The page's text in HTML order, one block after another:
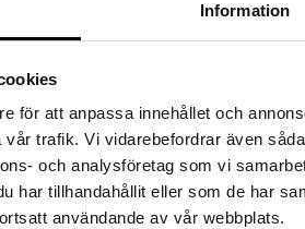
Information
för att anpassa innehållet och
trafik. Vi vidarebefordrar även
och analysföretag som vi
har tillhandahållit eller som de har
användande av vår webbplats.
WP on vedenkestävä eyeliner, joka tarjoaa
pigmenteillä formuloitu tuote antaa
värintoisto.
mikä antaa kermaisen
sekoittuvaa. Tahraamaton koostumus
koko päivän ilman tarvetta korjailuun.